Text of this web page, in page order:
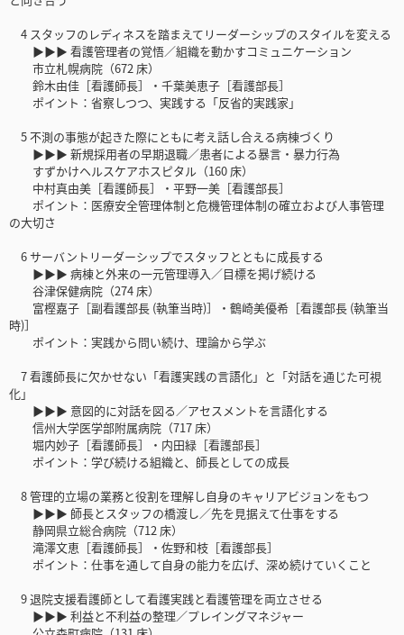
4 スタッフのレディネスを踏まえてリーダーシップのスタイルを変える
▶▶▶ 看護管理者の覚悟／組織を動かすコミュニケーション
市立札幌病院（672 床）
鈴木由佳［看護師長］・千葉美恵子［看護部長］
ポイント：省察しつつ、実践する「反省的実践家」
5 不測の事態が起きた際にともに考え話し合える病棟づくり
▶▶▶ 新規採用者の早期退職／患者による暴言・暴力行為
すずかけヘルスケアホスピタル（160 床）
中村真由美［看護師長］・平野一美［看護部長］
ポイント：医療安全管理体制と危機管理体制の確立および人事管理
の大切さ
6 サーバントリーダーシップでスタッフとともに成長する
▶▶▶ 病棟と外来の一元管理導入／目標を掲げ続ける
谷津保健病院（274 床）
富樫嘉子［副看護部長 (執筆当時)］・鶴崎美優希［看護部長 (執筆当
時)］
ポイント：実践から問い続け、理論から学ぶ
7 看護師長に欠かせない「看護実践の言語化」と「対話を通じた可視
化」
▶▶▶ 意図的に対話を図る／アセスメントを言語化する
信州大学医学部附属病院（717 床）
堀内妙子［看護師長］・内田緑［看護部長］
ポイント：学び続ける組織と、師長としての成長
8 管理的立場の業務と役割を理解し自身のキャリアビジョンをもつ
▶▶▶ 師長とスタッフの橋渡し／先を見据えて仕事をする
静岡県立総合病院（712 床）
滝澤文恵［看護師長］・佐野和枝［看護部長］
ポイント：仕事を通して自身の能力を広げ、深め続けていくこと
9 退院支援看護師として看護実践と看護管理を両立させる
▶▶▶ 利益と不利益の整理／プレイングマネジャー